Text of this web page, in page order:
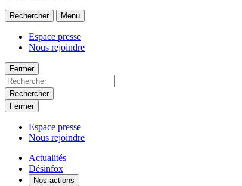
Rechercher Menu
Espace presse
Nous rejoindre
Fermer
Rechercher
Fermer
Espace presse
Nous rejoindre
Actualités
Désinfox
Nos actions